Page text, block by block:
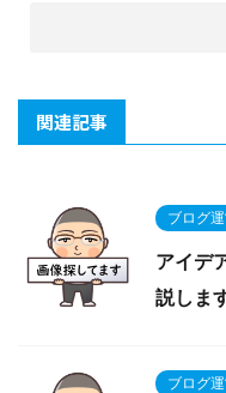
関連記事
ブログ
アイデ
説しま
ブログ